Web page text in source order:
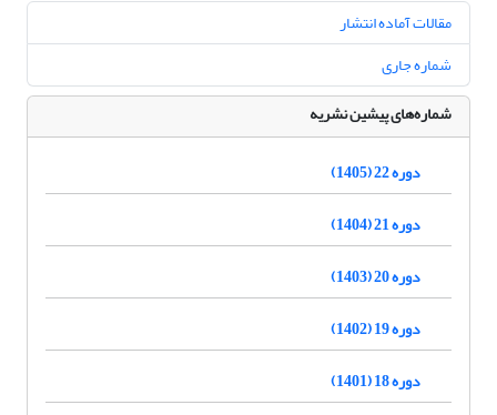
مقالات آماده انتشار
شماره جاری
شماره‌های پیشین نشریه
دوره 22 (1405)
دوره 21 (1404)
دوره 20 (1403)
دوره 19 (1402)
دوره 18 (1401)